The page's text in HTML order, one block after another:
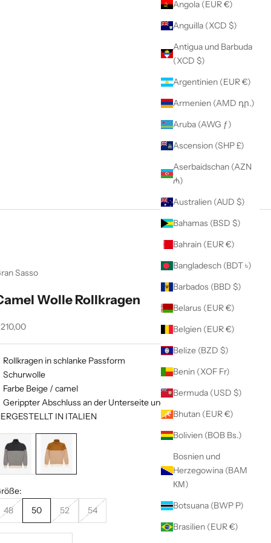
Angola (EUR €)
Anguilla (XCD $)
Antigua und Barbuda
(XCD $)
Argentinien (EUR €)
Armenien (AMD դր.)
Aruba (AWG ƒ)
Ascension (SHP £)
Aserbaidschan (AZN
₼)
Australien (AUD $)
Bahamas (BSD $)
Bahrain (EUR €)
Bangladesch (BDT ৳)
Barbados (BBD $)
Belarus (EUR €)
Belgien (EUR €)
Belize (BZD $)
Benin (XOF Fr)
Bermuda (USD $)
Bhutan (EUR €)
Bolivien (BOB Bs.)
Bosnien und
Herzegowina (BAM
КМ)
Botsuana (BWP P)
Brasilien (EUR €)
Sasso
Wolle Rollkragen
Rollkragen in schlanke Passform
Schurwolle
Farbe Beige / camel
Gerippter Abschluss an der Unterseite und am Handgelenk
IN ITALIEN
48
50 52 54